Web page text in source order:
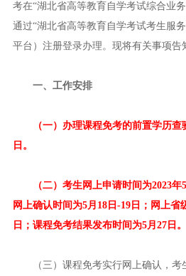
考在“湖北省高等教育自学考试综合业
通过“湖北省高等教育自学考试考生服
平台）注册登录办理。现将有关事项告
一、工作安排
（一）办理课程免考的前置学历查
日。
（二）考生网上申请时间为2023年5
网上确认时间为5月18日-19日；网上省
日；课程免考结果发布时间为5月27日。
（三）课程免考实行网上确认，考